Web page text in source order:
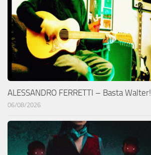
ALESSANDRO FERRETTI – Basta Walter!
06/08/2026